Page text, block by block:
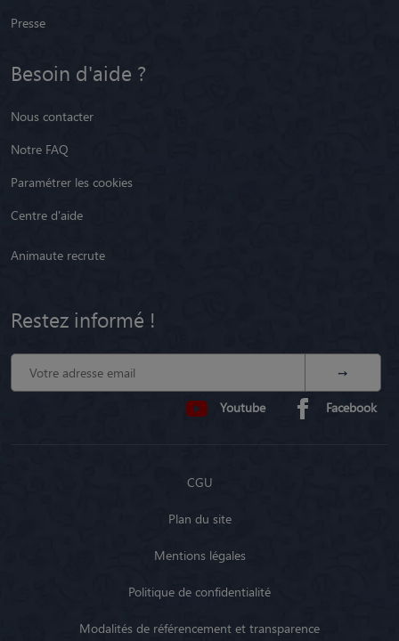
Presse
Besoin d'aide ?
Nous contacter
Notre FAQ
Paramétrer les cookies
Centre d'aide
Animaute recrute
Restez informé !
Youtube Facebook
CGU
Plan du site
Mentions légales
Politique de confidentialité
Modalités de référencement et transparence